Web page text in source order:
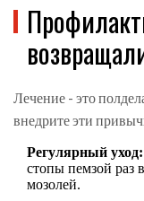
Лечение - это
внедрите эти
Регулярный уход:
стопы пемзой раз
мозолей.